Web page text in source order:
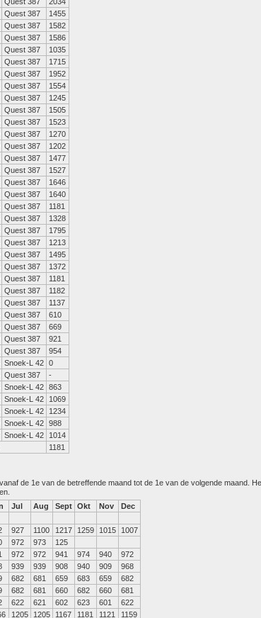
Quest 387
1455
Quest 387
1582
Quest 387
1586
Quest 387
1035
Quest 387
1715
Quest 387
1952
Quest 387
1554
Quest 387
1245
Quest 387
1505
Quest 387
1523
Quest 387
1270
Quest 387
1202
Quest 387
1477
Quest 387
1527
Quest 387
1646
Quest 387
1640
Quest 387
1181
Quest 387
1328
Quest 387
1795
Quest 387
1213
Quest 387
1495
Quest 387
1372
Quest 387
1181
Quest 387
1182
Quest 387
1137
Quest 387
610
Quest 387
669
Quest 387
921
Quest 387
954
Snoek-L 42 0
Quest 387
-
Snoek-L 42 863
Snoek-L 42
1069
Snoek-L 42
1234
Snoek-L 42 988
Snoek-L 42
1014
1181
de 1e van de betreffende maand tot de 1e van de volgende maand.
Jul Aug Sept Okt Nov
Dec
927 1100 1217 1259 1015
1007
972 973
125
972 972 941 974 940
972
939 939 908 940 909
968
682 681 659 683 659
682
682 681 660 682 660
681
622 621 602 623 601
622
1205 1205 1167 1181 1121 1159